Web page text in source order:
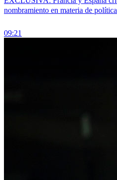
nombramiento en materia de
09:21